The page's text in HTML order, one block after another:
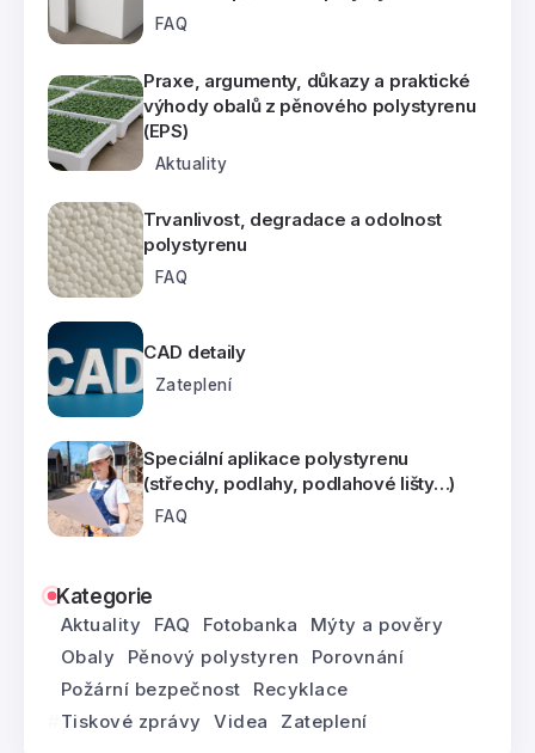
FAQ
Praxe, argumenty, důkazy a praktické
výhody obalů z pěnového polystyrenu
(EPS)
Aktuality
Trvanlivost, degradace a odolnost
polystyrenu
FAQ
CAD detaily
Zateplení
Speciální aplikace polystyrenu
(střechy, podlahy, podlahové lišty…)
FAQ
Kategorie
Aktuality FAQ Fotobanka
Mýty a pověry
Obaly
Pěnový polystyren
Porovnání
Požární bezpečnost
Recyklace
Tiskové zprávy
Videa Zateplení